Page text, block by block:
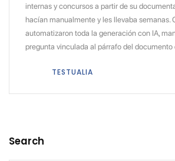
internas y concursos a partir de su
hacían manualmente y les llevaba semanas.
automatizaron toda la generación con IA,
pregunta vinculada al párrafo del documento
TESTUALIA
Search